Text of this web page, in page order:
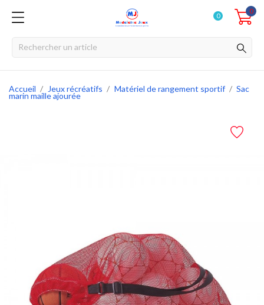
0
0
Accueil Jeux récréatifs Matériel de rangement sportif Sac
marin maille ajourée